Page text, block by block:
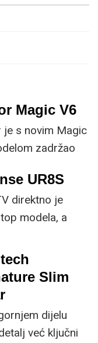
Magic V6
je s novim Magic
zadržao
no
svakom
UR8S
direktno je
modela, a
možete
uštedjeti pri
Slim
dijelu
već ključni